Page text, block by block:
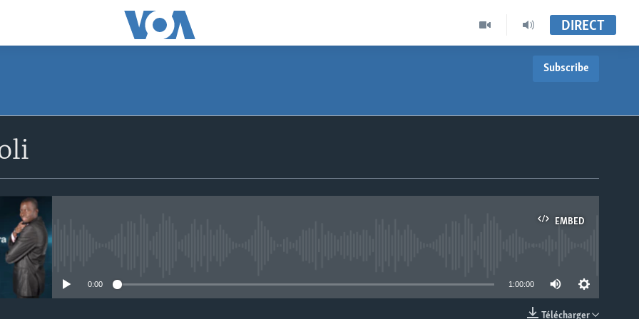
DIRECT
Subscribe
EMBED
0:00 1:00:00
Télécharger